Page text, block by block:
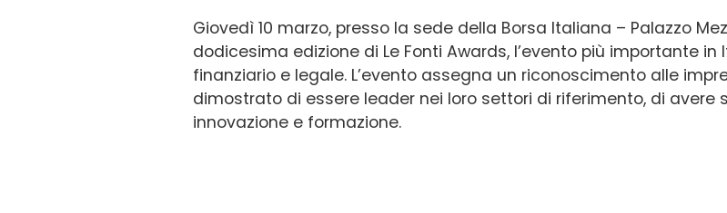
Giovedì 10 marzo, presso la sede della Borsa Italiana – Palazzo
dodicesima edizione di Le Fonti Awards, l’evento più importante
finanziario e legale. L’evento assegna un riconoscimento alle
dimostrato di essere leader nei loro settori di riferimento, di avere
innovazione e formazione.